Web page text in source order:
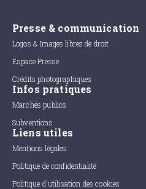
Presse & communication
Logos & Images libres de droit
Espace Presse
Crédits photographiques
Infos pratiques
Marchés publics
Subventions
Liens utiles
Mentions légales
Politique de confidentialité
Politique d'utilisation des cookies